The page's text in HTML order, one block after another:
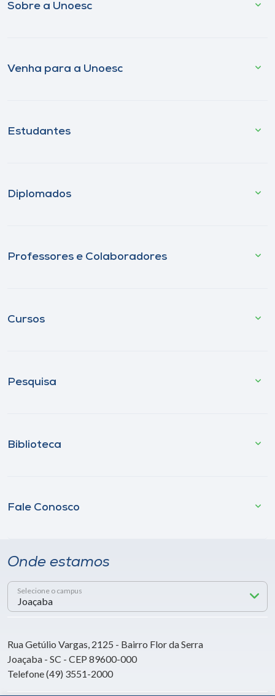
Sobre a Unoesc
Venha para a Unoesc
Estudantes
Diplomados
Professores e Colaboradores
Cursos
Pesquisa
Biblioteca
Fale Conosco
Onde estamos
Selecione o campus
Rua Getúlio Vargas, 2125 - Bairro Flor da Serra
Joaçaba - SC - CEP 89600-000
Telefone (49) 3551-2000